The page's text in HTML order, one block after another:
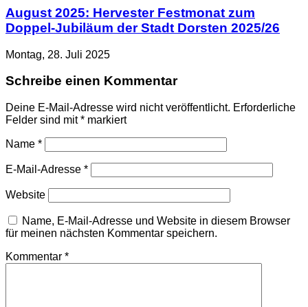
August 2025: Hervester Festmonat zum
Doppel-Jubiläum der Stadt Dorsten 2025/26
Montag, 28. Juli 2025
Schreibe einen Kommentar
Deine E-Mail-Adresse wird nicht veröffentlicht. Erforderliche
Felder sind mit* markiert
Name *
E-Mail-Adresse *
Website
Name, E-Mail-Adresse und Website in diesem Browser
für meinen nächsten Kommentar speichern.
Kommentar *